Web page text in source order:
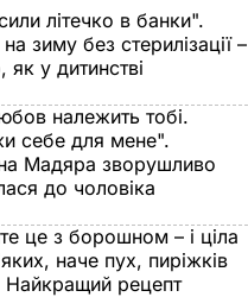
літечко в банки".
зиму без стерилізації –
як у дитинстві
належить тобі.
себе для мене".
Мадяра зворушливо
до чоловіка
це з борошном – і ціла
наче пух, пиріжків
Найкращий рецепт